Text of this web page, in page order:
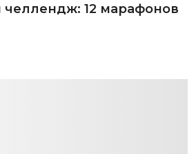
челлендж: 12 марафонов